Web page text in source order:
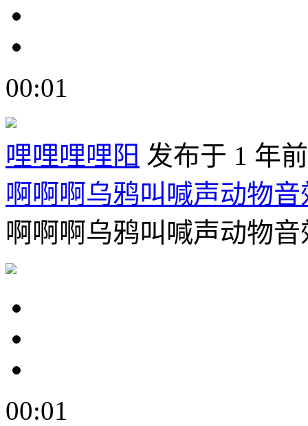
00:01
哩哩哩哩阳 发布于 1 年前
啊啊啊乌鸦叫喊声动物音
啊啊啊乌鸦叫喊声动物音
00:01